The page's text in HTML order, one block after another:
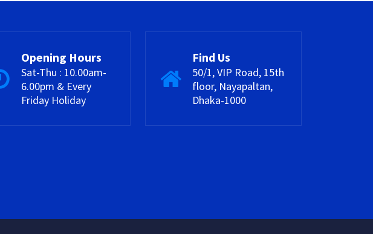
Opening Hours
Sat-Thu : 10.00am-
6.00pm & Every
Friday Holiday
Find Us
50/1, VIP Road, 15th
floor, Nayapaltan,
Dhaka-1000